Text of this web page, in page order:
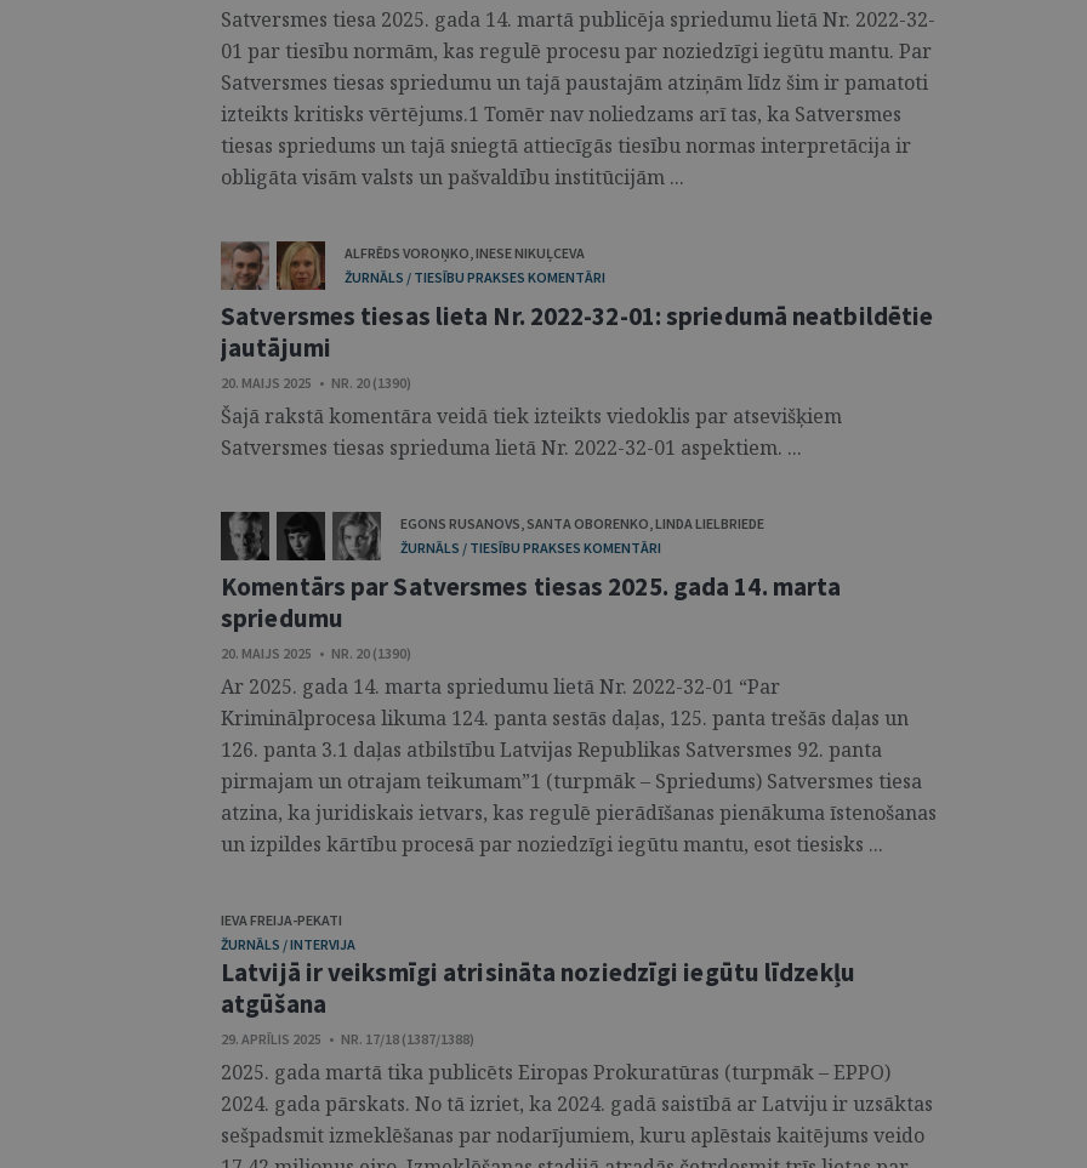
Satversmes tiesa 2025. gada 14. martā publicēja spriedumu lietā Nr. 2022-32-
01 par tiesību normām, kas regulē procesu par noziedzīgi iegūtu mantu. Par
Satversmes tiesas spriedumu un tajā paustajām atziņām līdz šim ir pamatoti
izteikts kritisks vērtējums.1 Tomēr nav noliedzams arī tas, ka Satversmes
tiesas spriedums un tajā sniegtā attiecīgās tiesību normas interpretācija ir
obligāta visām valsts un pašvaldību institūcijām ...
ALFRĒDS VOROŅKO,INESE NIKUĻCEVA
ŽURNĀLS / TIESĪBU PRAKSES KOMENTĀRI
Satversmes tiesas lieta Nr. 2022-32-01: spriedumā neatbildētie
jautājumi
20. MAIJS 2025 • NR. 20 (1390)
Šajā rakstā komentāra veidā tiek izteikts viedoklis par atsevišķiem
Satversmes tiesas sprieduma lietā Nr. 2022-32-01 aspektiem. ...
EGONS RUSANOVS,SANTA OBORENKO,LINDA LIELBRIEDE
ŽURNĀLS / TIESĪBU PRAKSES KOMENTĀRI
Komentārs par Satversmes tiesas 2025. gada 14. marta
spriedumu
20. MAIJS 2025 • NR. 20 (1390)
Ar 2025. gada 14. marta spriedumu lietā Nr. 2022-32-01 “Par
Kriminālprocesa likuma 124. panta sestās daļas, 125. panta trešās daļas un
126. panta 3.1 daļas atbilstību Latvijas Republikas Satversmes 92. panta
pirmajam un otrajam teikumam”1 (turpmāk – Spriedums) Satversmes tiesa
atzina, ka juridiskais ietvars, kas regulē pierādīšanas pienākuma īstenošanas
un izpildes kārtību procesā par noziedzīgi iegūtu mantu, esot tiesisks ...
IEVA FREIJA-PEKATI
ŽURNĀLS / INTERVIJA
Latvijā ir veiksmīgi atrisināta noziedzīgi iegūtu līdzekļu
atgūšana
29. APRĪLIS 2025 • NR. 17/18 (1387/1388)
2025. gada martā tika publicēts Eiropas Prokuratūras (turpmāk – EPPO)
2024. gada pārskats. No tā izriet, ka 2024. gadā saistībā ar Latviju ir uzsāktas
sešpadsmit izmeklēšanas par nodarījumiem, kuru aplēstais kaitējums veido